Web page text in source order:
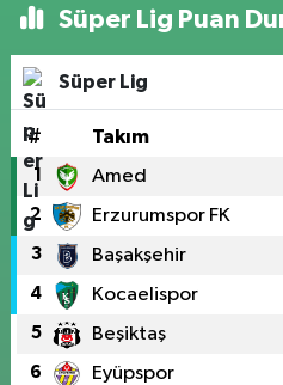
Süper Lig Puan
Süper Lig
# Takım
1 Amed
2 Erzurumspor FK
3 Başakşehir
4 Kocaelispor
5 Beşiktaş
6 Eyüpspor